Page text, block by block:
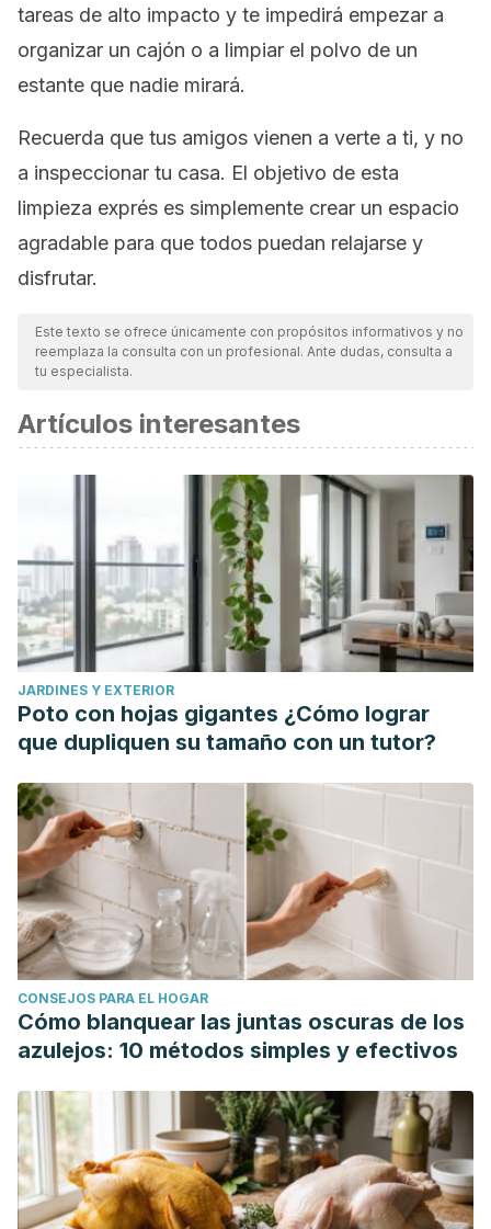
tareas de alto impacto y te impedirá empezar a
organizar un cajón o a limpiar el polvo de un
estante que nadie mirará.
Recuerda que tus amigos vienen a verte a ti, y no
a inspeccionar tu casa. El objetivo de esta
limpieza exprés es simplemente crear un espacio
agradable para que todos puedan relajarse y
disfrutar.
Este texto se ofrece únicamente con propósitos informativos y no
reemplaza la consulta con un profesional. Ante dudas, consulta a
tu especialista.
Artículos interesantes
JARDINES Y EXTERIOR
Poto con hojas gigantes ¿Cómo lograr
que dupliquen su tamaño con un tutor?
CONSEJOS PARA EL HOGAR
Cómo blanquear las juntas oscuras de los
azulejos: 10 métodos simples y efectivos